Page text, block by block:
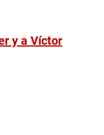
y a Víctor